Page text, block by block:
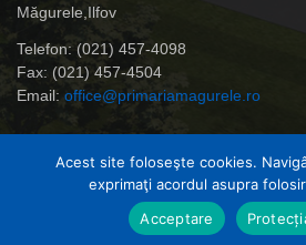
Măgurele,Ilfov
Telefon: (021) 457-4098
Fax: (021) 457-4504
Email: office@primariamagurele.ro
© Primaria Orasului
Acest site foloseşte cookies.
exprimaţi acordul asupra
Acceptare